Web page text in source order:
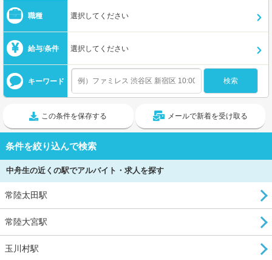
職種 選択してください
給与/条件 選択してください
キーワード
この条件を保存する メールで新着を受け取る
条件を絞り込んで検索
中舟生の近くの駅でアルバイト・求人を探す
常陸太田駅
常陸大宮駅
玉川村駅